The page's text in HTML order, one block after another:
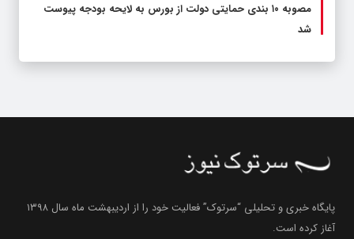
مصوبه ۱۰ بندی حمایتی دولت از بورس به لایحه بودجه پیوست
شد
پایگاه خبری و تحلیلی “سرتوک” فعالیت خود را از اردیبهشت ماه سال ۱۳۹۸
آغاز کرده است.